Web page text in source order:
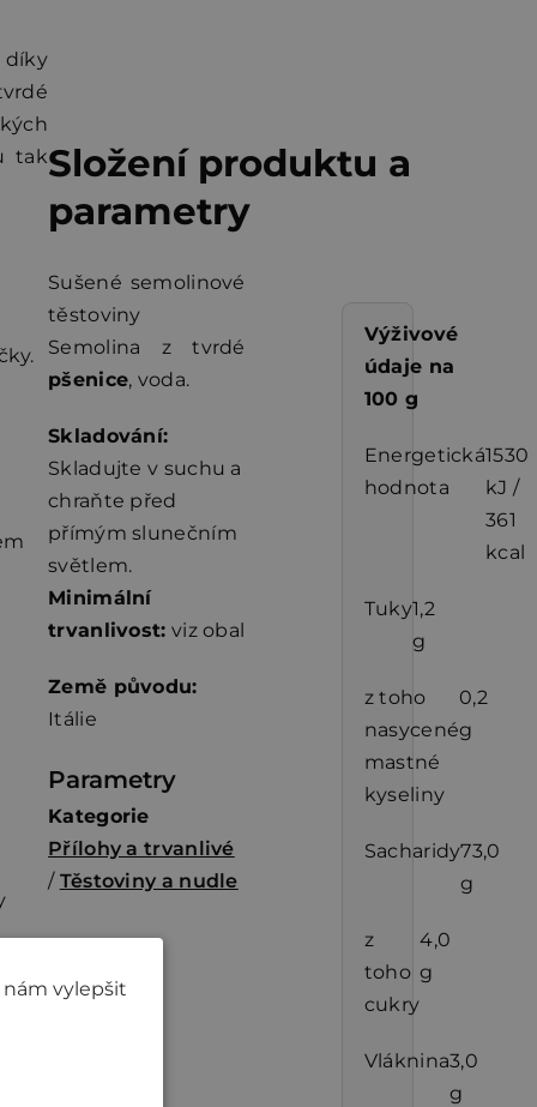
díky
takSložení produktu a
parametry
Sušené semolinové
těstoviny
Semolina z tvrdé
pšenice, voda.
Skladování:
Skladujte v suchu a
chraňte před
přímým slunečním
světlem.
Minimální
trvanlivost: viz obal
Země původu:
Itálie
Parametry
Kategorie
Přílohy a trvanlivé
/ Těstoviny a nudle
Výživové
údaje na
100 g
Energetická
hodnota
1530
kJ /
361
kcal
Tuky1,2
g
z toho
nasycené
mastné
kyseliny
0,2
g
Sacharidy73,0
g
z
toho
cukry
4,0
g
Vláknina3,0
g
nám vylepšit